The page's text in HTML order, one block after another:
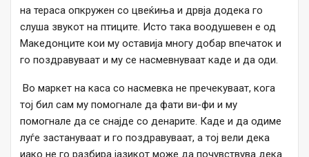
на тераса опкружен со цвеќиња и дрвја додека го
слуша звукот на птиците. Исто така воодушевен е од
Македонците кои му оставија многу добар впечаток и
го поздравуваат и му се насмевнуваат каде и да оди.
Во маркет на каса со насмевка не пречекуваат, кога
тој бил сам му помогнале да фати ви-фи и му
помогнале да се снајде со денарите. Каде и да одиме
луѓе застануваат и го поздравуваат, а тој вели дека